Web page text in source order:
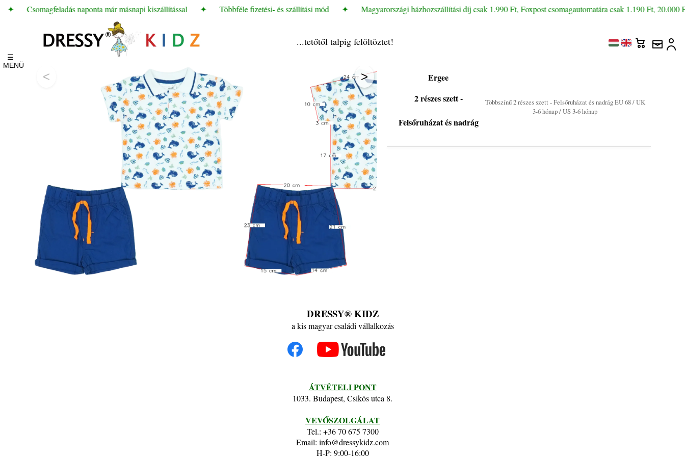
Csomagfeladás naponta már másnapi kiszállítással Többféle fizetési- és szállítási mód Magyarországi házhozszállítási díj csak 1.990 Ft, Foxpost csomagautomatára csak 1.190 Ft, 20.000
☰
MENÜ
...tetőtől talpig felöltöztet!
< >
Ergee
2 részes szett -
Felsőruházat és nadrág
Többszínű 2 részes szett - Felsőruházat és nadrág EU 68 / UK
3-6 hónap / US 3-6 hónap
DRESSY® KIDZ
a kis magyar családi vállalkozás
ÁTVÉTELI PONT
1033. Budapest, Csikós utca 8.
VEVŐSZOLGÁLAT
Tel.: +36 70 675 7300
Email: info@dressykidz.com
H-P: 9:00-16:00